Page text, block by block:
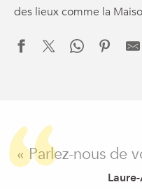
des lieux comme la
« Parlez-nous de